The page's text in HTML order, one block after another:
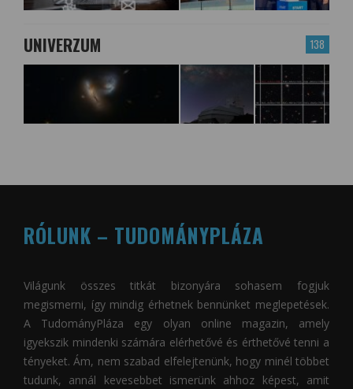
138
UNIVERZUM
RÓLUNK – TUDOMÁNYPLÁZA
Világunk összes titkát bizonyára sohasem fogjuk
megismerni, így mindig érhetnek bennünket meglepetések.
A TudományPláza egy olyan online magazin, amely
igyekszik mindenki számára elérhetővé és érthetővé tenni a
tényeket. Ám, nem szabad elfelejtenünk, hogy minél többet
tudunk, annál kevesebbet ismerünk ahhoz képest, amit